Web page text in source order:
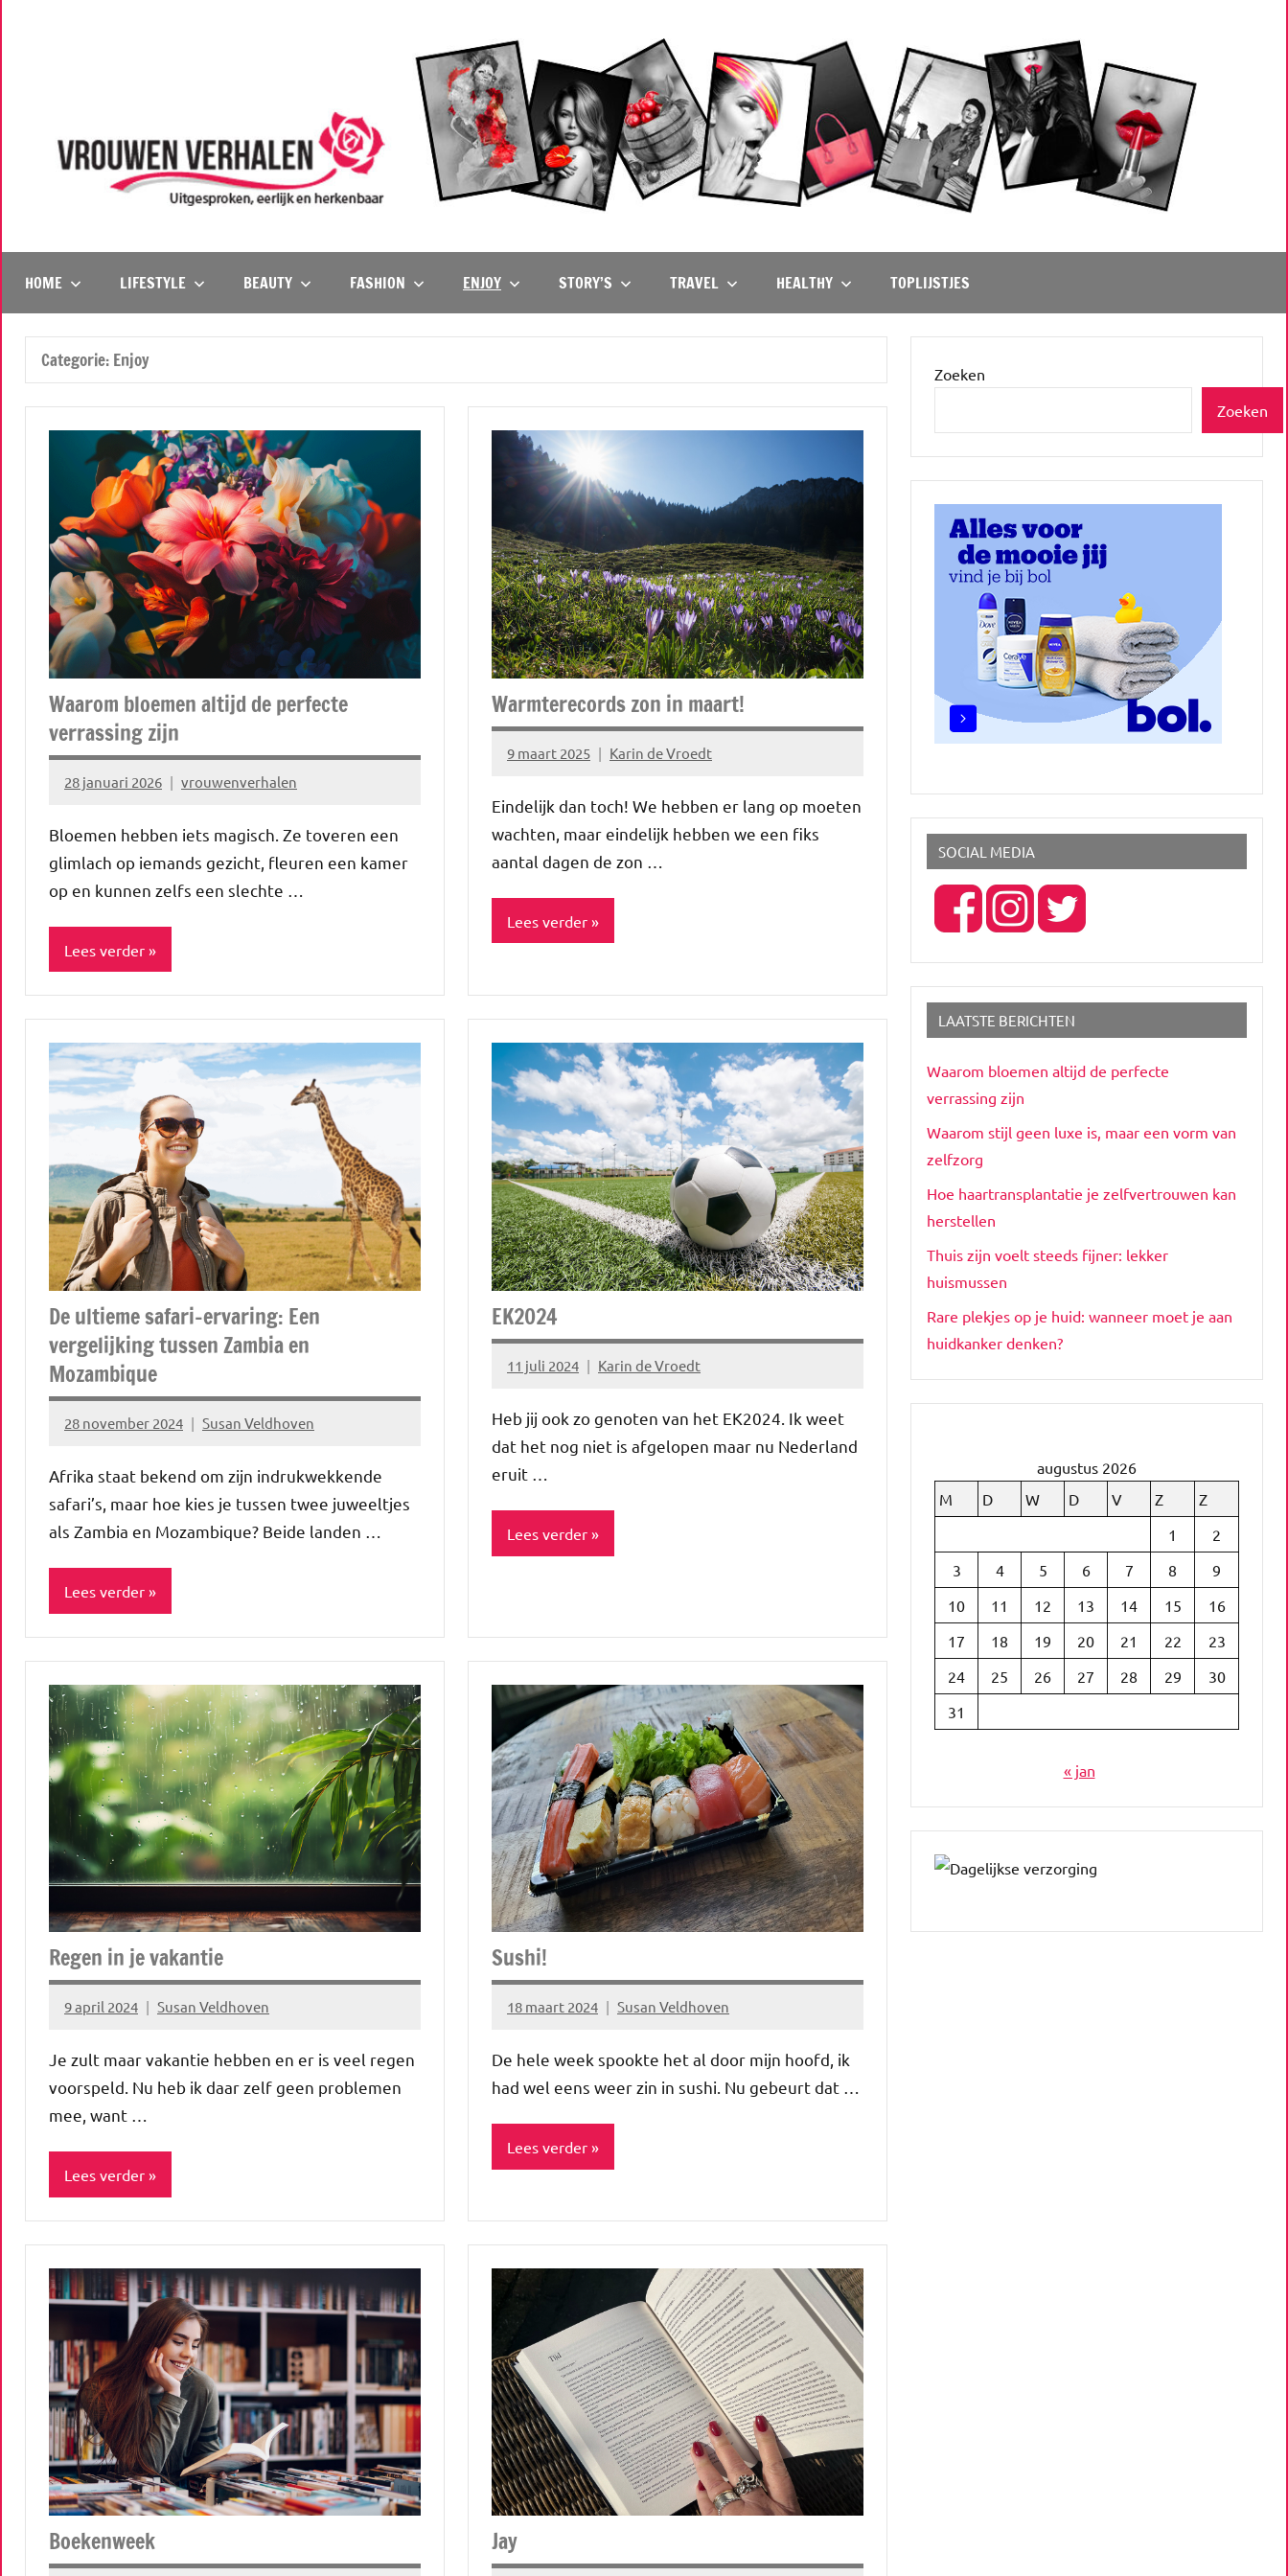
Vrouwenverhalen
eerlijk
en
HOME LIFESTYLE BEAUTY FASHION ENJOY STORY’S TRAVEL HEALTHY TOPLIJSTJES
Categorie: Enjoy
Waarom bloemen altijd de perfecte
verrassing zijn
28 januari 2026 vrouwenverhalen
Bloemen hebben iets magisch. Ze toveren een
glimlach op iemands gezicht, fleuren een kamer
op en kunnen zelfs een slechte …
Lees verder
Blog
Cadeautips
Enjoy
Warmterecords zon in maart!
9 maart 2025 Karin de Vroedt
Geen
Eindelijk dan toch! We hebben er lang op moeten
wachten, maar eindelijk hebben we een fiks
aantal dagen de zon …
Lees verder
Gezond
leven
Healthy
Niet
gecategoriseerd
TOPlijstjes
Tuin
Uitstapjes
De ultieme safari-ervaring: Een
vergelijking tussen Zambia en
Mozambique
28 november 2024 Susan Veldhoven
Geen
Afrika staat bekend om zijn indrukwekkende
safari’s, maar hoe kies je tussen twee juweeltjes
als Zambia en Mozambique? Beide landen …
Lees verder
Blog
Niet
gecategoriseerd
Reizen
Stedentrips
Travel
Uitstapjes
Vakantie
EK2024
11 juli 2024 Karin de Vroedt
Geen
Heb jij ook zo genoten van het EK2024. Ik weet
dat het nog niet is afgelopen maar nu Nederland
eruit …
Lees verder
Niet
gecategoriseerd
Sporten
Uitstapjes
Regen in je vakantie
9 april 2024 Susan Veldhoven
Geen
Je zult maar vakantie hebben en er is veel regen
voorspeld. Nu heb ik daar zelf geen problemen
mee, want …
Lees verder
Food
&
Gezond
leven
Inspiratie
Uitstapjes
Sushi!
18 maart 2024 Susan Veldhoven
Geen
De hele week spookte het al door mijn hoofd, ik
had wel eens weer zin in sushi. Nu gebeurt dat …
Lees verder
Food
&
drinks
Healthy
Uitstapjes
Boekenweek Jay
Zoeken
Zoeken
SOCIAL MEDIA
LAATSTE BERICHTEN
Waarom bloemen altijd de perfecte
verrassing zijn
Waarom stijl geen luxe is, maar een vorm van
zelfzorg
Hoe haartransplantatie je zelfvertrouwen kan
herstellen
Thuis zijn voelt steeds fijner: lekker
huismussen
Rare plekjes op je huid: wanneer moet je aan
huidkanker denken?
augustus 2026
M
D W D V Z
Z
1
2
3
4 5 6 7 8
9
10
11 12 13 14 15
16
17
18 19 20 21 22
23
24
25 26 27 28 29
30
31
« jan